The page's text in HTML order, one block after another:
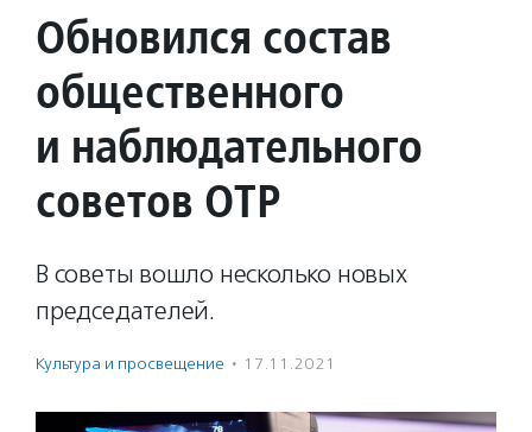
Обновился состав
общественного
и наблюдательного
советов ОТР
В советы вошло несколько новых
председателей.
Культура и просвещение · 17.11.2021